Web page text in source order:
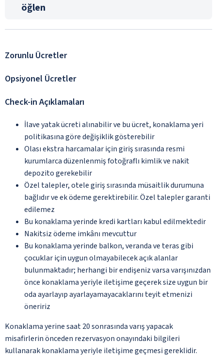
öğlen
Zorunlu Ücretler
Opsiyonel Ücretler
Check-in Açıklamaları
İlave yatak ücreti alınabilir ve bu ücret, konaklama yeri
politikasına göre değişiklik gösterebilir
Olası ekstra harcamalar için giriş sırasında resmi
kurumlarca düzenlenmiş fotoğraflı kimlik ve nakit
depozito gerekebilir
Özel talepler, otele giriş sırasında müsaitlik durumuna
bağlıdır ve ek ödeme gerektirebilir. Özel talepler garanti
edilemez
Bu konaklama yerinde kredi kartları kabul edilmektedir
Nakitsiz ödeme imkânı mevcuttur
Bu konaklama yerinde balkon, veranda ve teras gibi
çocuklar için uygun olmayabilecek açık alanlar
bulunmaktadır; herhangi bir endişeniz varsa varışınızdan
önce konaklama yeriyle iletişime geçerek size uygun bir
oda ayarlayıp ayarlayamayacaklarını teyit etmenizi
öneririz
Konaklama yerine saat 20 sonrasında varış yapacak
misafirlerin önceden rezervasyon onayındaki bilgileri
kullanarak konaklama yeriyle iletişime geçmesi gereklidir.